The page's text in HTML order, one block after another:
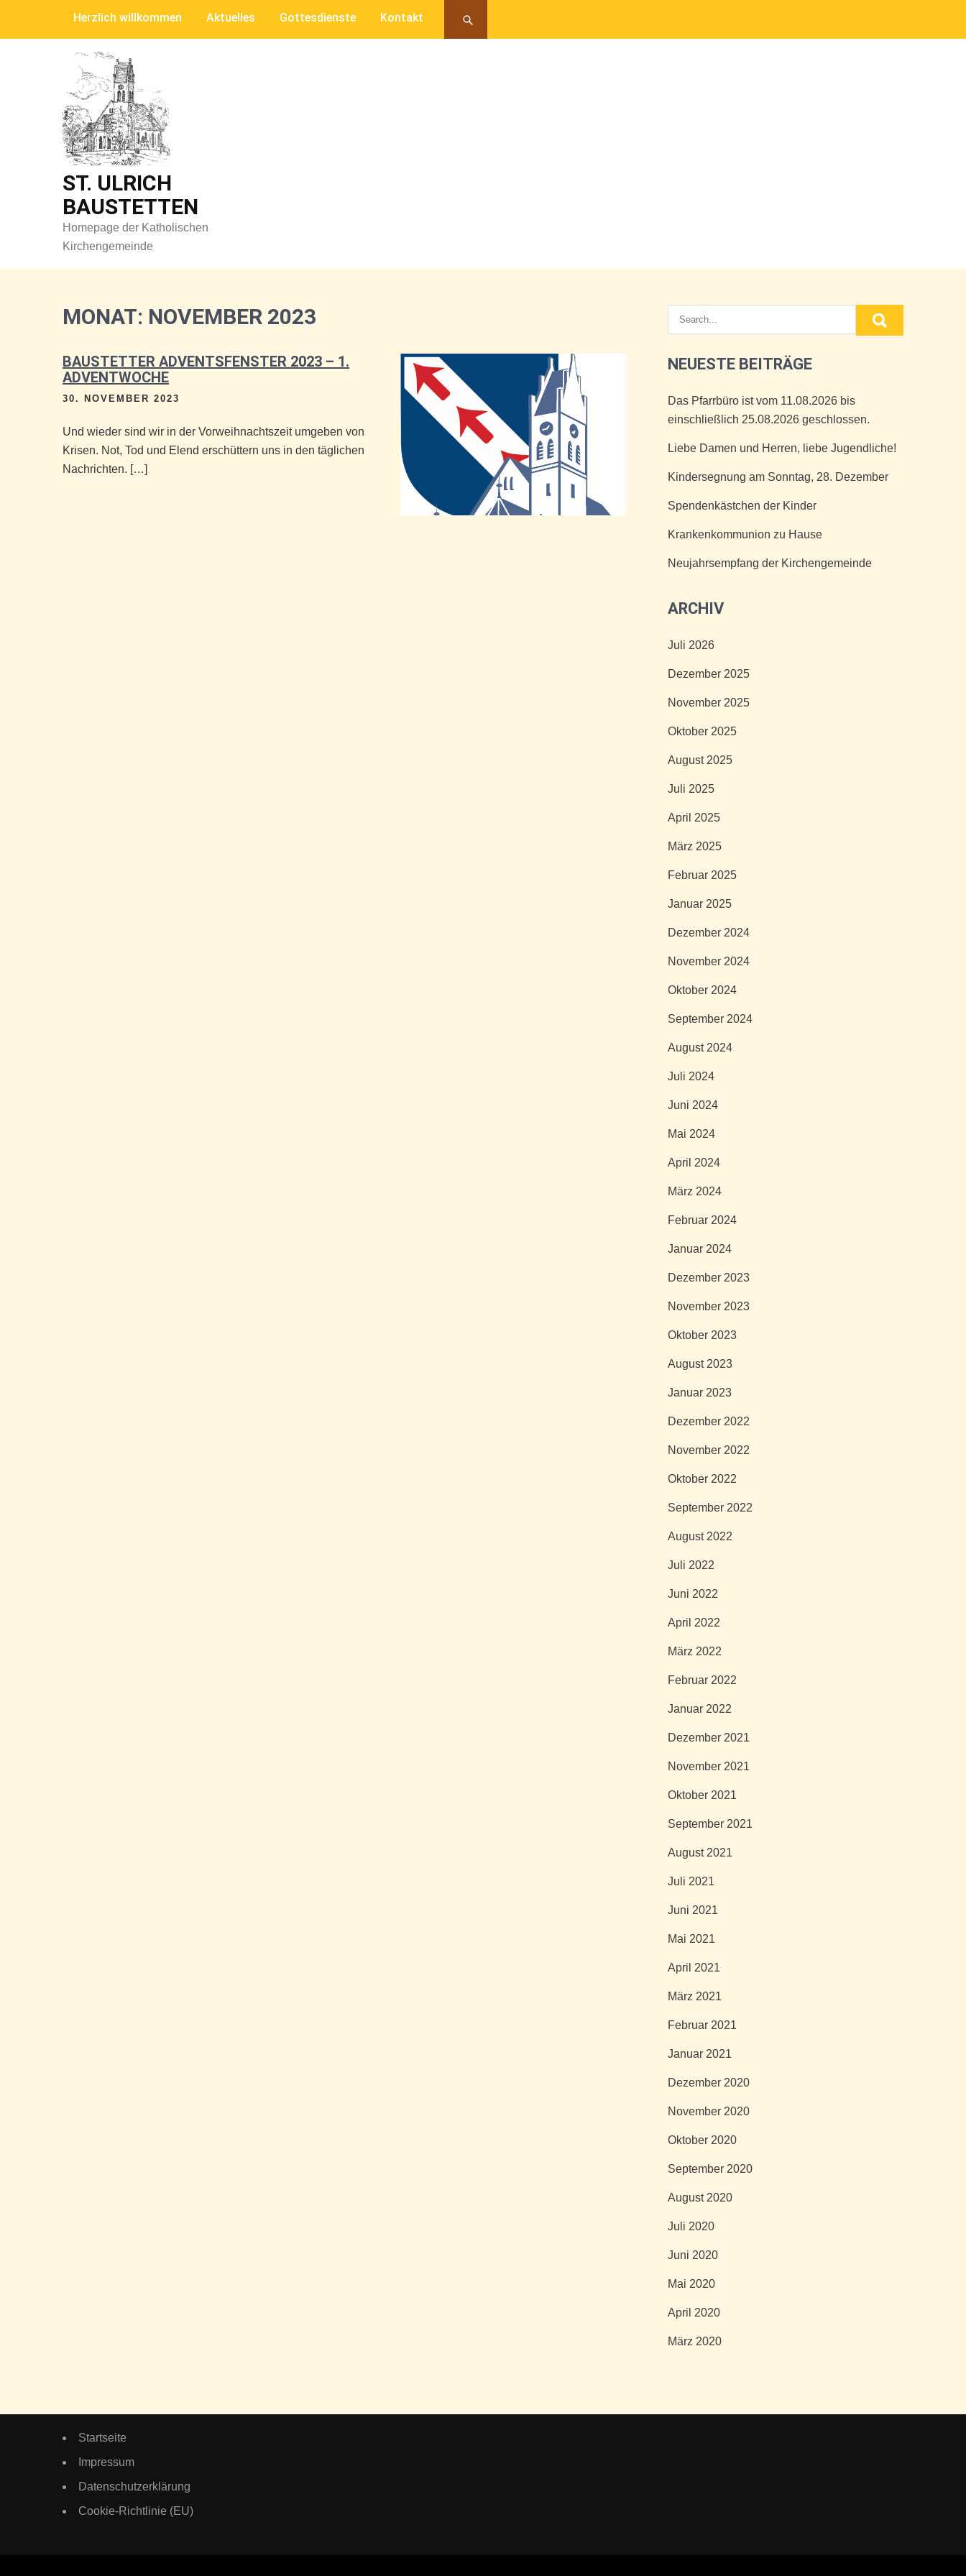
Herzlich willkommen Aktuelles Gottesdienste Kontakt
ST. ULRICH
BAUSTETTEN
Homepage der Katholischen
Kirchengemeinde
MONAT: NOVEMBER 2023
BAUSTETTER ADVENTSFENSTER 2023 – 1.
ADVENTWOCHE
30. NOVEMBER 2023
Und wieder sind wir in der Vorweihnachtszeit umgeben von
Krisen. Not, Tod und Elend erschüttern uns in den täglichen
Nachrichten. […]
NEUESTE BEITRÄGE
Das Pfarrbüro ist vom 11.08.2026 bis
einschließlich 25.08.2026 geschlossen.
Liebe Damen und Herren, liebe Jugendliche!
Kindersegnung am Sonntag, 28. Dezember
Spendenkästchen der Kinder
Krankenkommunion zu Hause
Neujahrsempfang der Kirchengemeinde
ARCHIV
Juli 2026
Dezember 2025
November 2025
Oktober 2025
August 2025
Juli 2025
April 2025
März 2025
Februar 2025
Januar 2025
Dezember 2024
November 2024
Oktober 2024
September 2024
August 2024
Juli 2024
Juni 2024
Mai 2024
April 2024
März 2024
Februar 2024
Januar 2024
Dezember 2023
November 2023
Oktober 2023
August 2023
Januar 2023
Dezember 2022
November 2022
Oktober 2022
September 2022
August 2022
Juli 2022
Juni 2022
April 2022
März 2022
Februar 2022
Januar 2022
Dezember 2021
November 2021
Oktober 2021
September 2021
August 2021
Juli 2021
Juni 2021
Mai 2021
April 2021
März 2021
Februar 2021
Januar 2021
Dezember 2020
November 2020
Oktober 2020
September 2020
August 2020
Juli 2020
Juni 2020
Mai 2020
April 2020
März 2020
Startseite
Impressum
Datenschutzerklärung
Cookie-Richtlinie (EU)